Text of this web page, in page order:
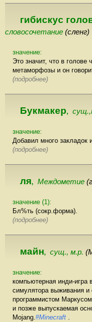
гибискус
словосочетание (сленг)
значение:
Это значит, что в голове
метаморфозы и он
(подробнее)
Букмакер,
значение:
Добавил много закладок
(подробнее)
ля, Междометие
значение (1):
Бл%ть (сокр.форма).
(подробнее)
майн, сущ., м.р.
значение:
компьютерная инди-игра
симулятора выживания
программистом
и позже выпускаемая
Mojang.#Minecraft .